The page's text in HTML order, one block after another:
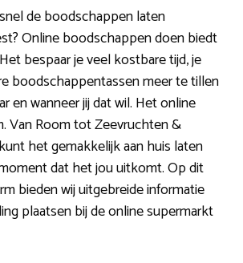
de boodschappen laten
Online boodschappen doen biedt
bespaar je veel kostbare tijd, je
boodschappentassen meer te tillen
en wanneer jij dat wil. Het online
Van Room tot Zeevruchten &
het gemakkelijk aan huis laten
dat het jou uitkomt. Op dit
bieden wij uitgebreide informatie
plaatsen bij de online supermarkt